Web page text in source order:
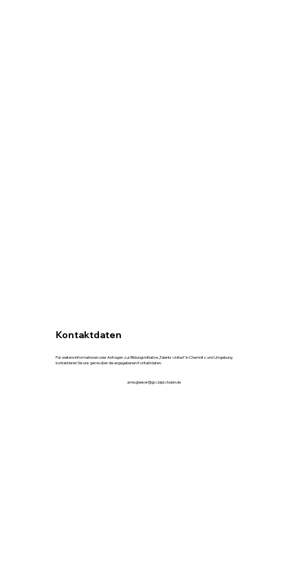
Kontaktdaten
Für weitere Informationen oder Anfragen zur Bildungsinitiative „Talents United“ in Chemnitz und Umgebung
kontaktieren Sie uns gerne über die angegebenen Kontaktdaten.
arne.glaeser@gsc.bipschulen.de